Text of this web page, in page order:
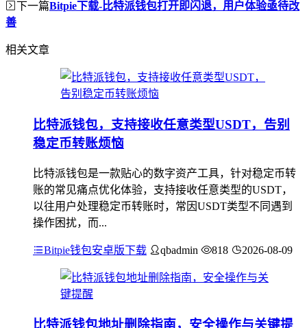
下一篇Bitpie下载-比特派钱包打开即闪退，用户体验亟待改
善
相关文章
比特派钱包，支持接收任意类型USDT，告别
稳定币转账烦恼
比特派钱包是一款贴心的数字资产工具，针对稳定币转
账的常见痛点优化体验，支持接收任意类型的USDT，
以往用户处理稳定币转账时，常因USDT类型不同遇到
操作困扰，而...
Bitpie钱包安卓版下载 qbadmin 818 2026-08-09
比特派钱包地址删除指南，安全操作与关键提